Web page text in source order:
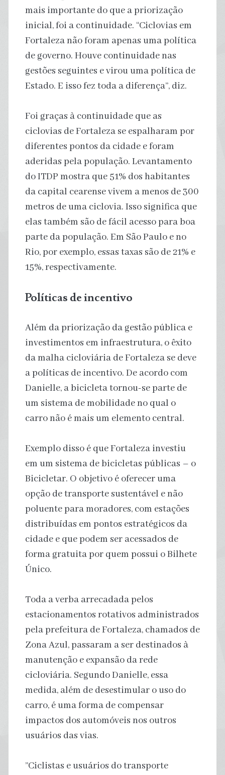
mais importante do que a priorização
inicial, foi a continuidade. “Ciclovias em
Fortaleza não foram apenas uma política
de governo. Houve continuidade nas
gestões seguintes e virou uma política de
Estado. E isso fez toda a diferença”, diz.
Foi graças à continuidade que as
ciclovias de Fortaleza se espalharam por
diferentes pontos da cidade e foram
aderidas pela população. Levantamento
do ITDP mostra que 51% dos habitantes
da capital cearense vivem a menos de 300
metros de uma ciclovia. Isso significa que
elas também são de fácil acesso para boa
parte da população. Em São Paulo e no
Rio, por exemplo, essas taxas são de 21% e
15%, respectivamente.
Políticas de incentivo
Além da priorização da gestão pública e
investimentos em infraestrutura, o êxito
da malha cicloviária de Fortaleza se deve
a políticas de incentivo. De acordo com
Danielle, a bicicleta tornou-se parte de
um sistema de mobilidade no qual o
carro não é mais um elemento central.
Exemplo disso é que Fortaleza investiu
em um sistema de bicicletas públicas – o
Bicicletar. O objetivo é oferecer uma
opção de transporte sustentável e não
poluente para moradores, com estações
distribuídas em pontos estratégicos da
cidade e que podem ser acessados de
forma gratuita por quem possui o Bilhete
Único.
Toda a verba arrecadada pelos
estacionamentos rotativos administrados
pela prefeitura de Fortaleza, chamados de
Zona Azul, passaram a ser destinados à
manutenção e expansão da rede
cicloviária. Segundo Danielle, essa
medida, além de desestimular o uso do
carro, é uma forma de compensar
impactos dos automóveis nos outros
usuários das vias.
”Ciclistas e usuários do transporte